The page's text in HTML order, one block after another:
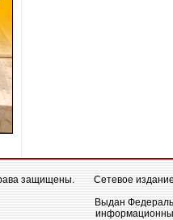
защищены.
Сетевое
Выдан